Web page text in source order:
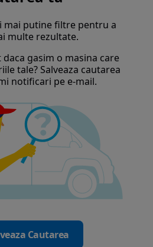
mai putine filtre pentru a
multe rezultate.
gasim o masina care
tale? Salveaza cautarea
notificari pe e-mail.
Cautarea